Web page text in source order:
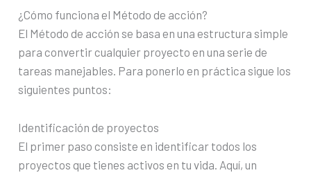
¿Cómo funciona el Método de acción?
El Método de acción se basa en una estructura simple
para convertir cualquier proyecto en una serie de
tareas manejables. Para ponerlo en práctica sigue los
siguientes puntos:
Identificación de proyectos
El primer paso consiste en identificar todos los
proyectos que tienes activos en tu vida. Aquí, un